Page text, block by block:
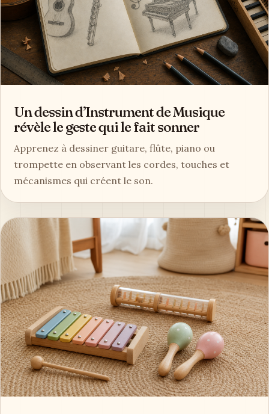
Un dessin d’Instrument de Musique
révèle le geste qui le fait sonner
Apprenez à dessiner guitare, flûte, piano ou
trompette en observant les cordes, touches et
mécanismes qui créent le son.